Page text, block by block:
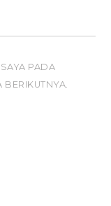
PADA
BERIKUTNYA.